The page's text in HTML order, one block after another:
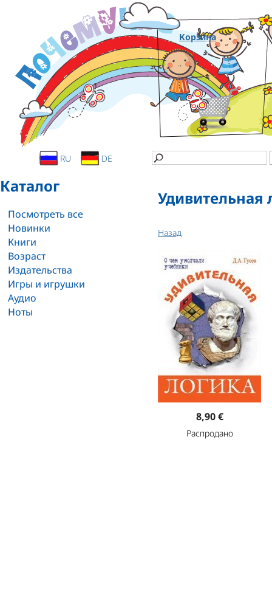
Корзина
RU DE
Каталог
Посмотреть все
Новинки
Книги
Возраст
Издательства
Игры и игрушки
Аудио
Ноты
Удивительная
Назад
8,90 €
Распродано